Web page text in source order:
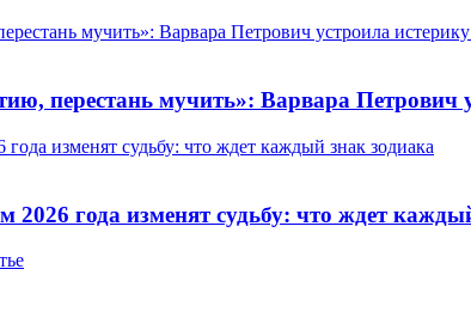
мучить»: Варвара Петрович устроила
перестань мучить»: Варвара Петрович
изменят судьбу: что ждет каждый знак зодиака
2026 года изменят судьбу: что ждет